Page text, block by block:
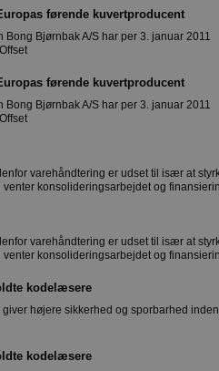
førende kuvertproducent
Bjørnbak A/S har per 3. januar 2011
førende kuvertproducent
Bjørnbak A/S har per 3. januar 2011
varehåndtering er udset til især at
konsolideringsarbejdet og
varehåndtering er udset til især at
konsolideringsarbejdet og
kodelæsere
højere sikkerhed og sporbarhed
kodelæsere